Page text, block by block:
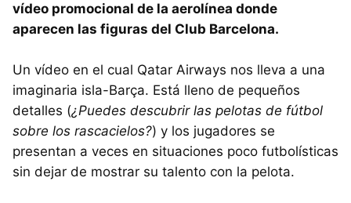
vídeo promocional de la aerolínea donde
aparecen las figuras del Club Barcelona.
Un vídeo en el cual Qatar Airways nos lleva a una
imaginaria isla-Barça. Está lleno de pequeños
detalles (¿Puedes descubrir las pelotas de fútbol
sobre los rascacielos?) y los jugadores se
presentan a veces en situaciones poco futbolísticas
sin dejar de mostrar su talento con la pelota.